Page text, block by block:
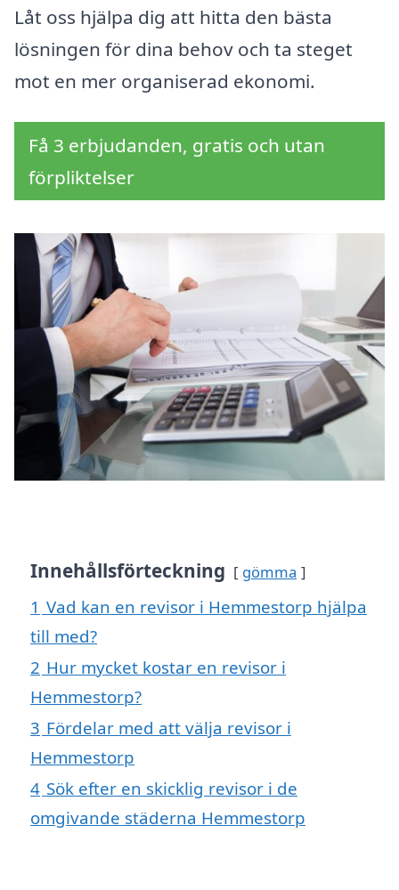
Låt oss hjälpa dig att hitta den bästa
lösningen för dina behov och ta steget
mot en mer organiserad ekonomi.
Få 3 erbjudanden, gratis och utan
förpliktelser
Innehållsförteckning gömma
1 Vad kan en revisor i Hemmestorp hjälpa
till med?
2 Hur mycket kostar en revisor i
Hemmestorp?
3 Fördelar med att välja revisor i
Hemmestorp
4 Sök efter en skicklig revisor i de
omgivande städerna Hemmestorp